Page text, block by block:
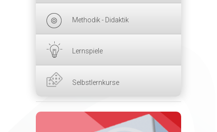
Methodik - Didaktik
Lernspiele
Selbstlernkurse